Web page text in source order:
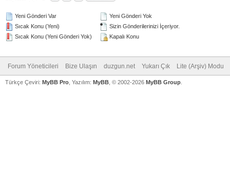
Yeni Gönderi Var
Sıcak Konu (Yeni)
Sıcak Konu (Yeni Gönderi Yok)
Yeni Gönderi Yok
Sizin Gönderilerinizi İçeriyor.
Kapalı Konu
Forum Yöneticileri Bize Ulaşın duzgun.net Yukarı Çık Lite (Arşiv) Modu
Türkçe Çeviri: MyBB Pro , Yazılım: MyBB , © 2002-2026 MyBB Group